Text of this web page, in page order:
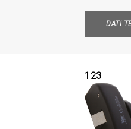
DATI
1 23